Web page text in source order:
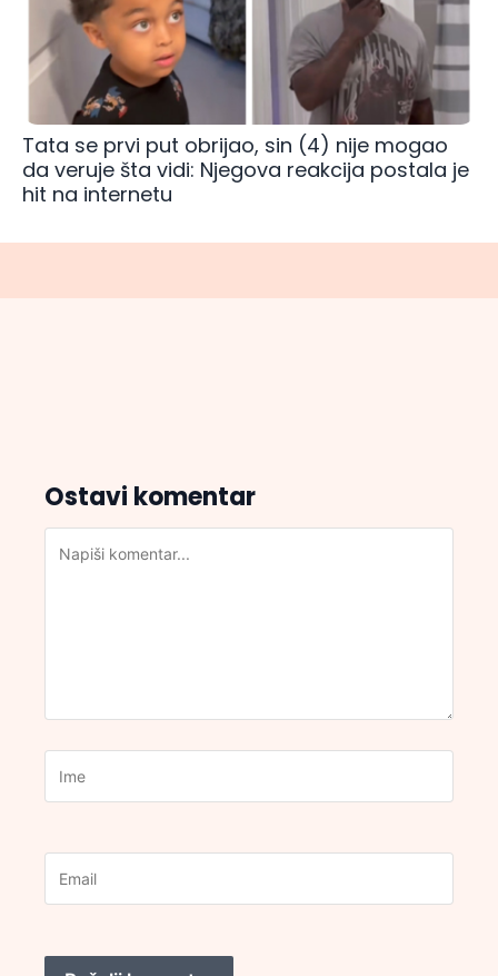
Tata se prvi put obrijao, sin (4) nije mogao
da veruje šta vidi: Njegova reakcija postala je
hit na internetu
Ostavi komentar